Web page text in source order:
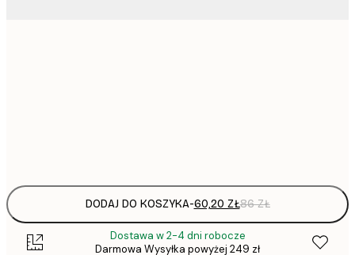
DODAJ DO KOSZYKA-60,20 ZŁ86 ZŁ
Dostawa w 2-4 dni robocze
Darmowa Wysyłka powyżej 249 zł